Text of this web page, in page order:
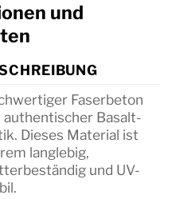
und
Faserbeton
authentischer Basalt-
Dieses Material ist
langlebig,
und UV-